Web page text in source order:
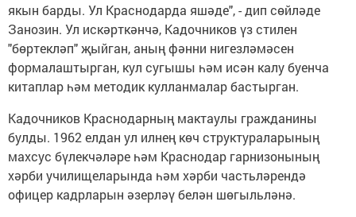
якын барды. Ул Краснодарда яшәде", - дип сөйләде
Занозин. Ул искәрткәнчә, Кадочников үз стилен
"бөртекләп" җыйган, аның фәнни нигезләмәсен
формалаштырган, кул сугышы һәм исән калу буенча
китаплар һәм методик кулланмалар бастырган.
Кадочников Краснодарның мактаулы гражданины
булды. 1962 елдан ул илнең көч структураларының
махсус бүлекчәләре һәм Краснодар гарнизонының
хәрби училищеларында һәм хәрби частьләрендә
офицер кадрларын әзерләү белән шөгыльләнә.